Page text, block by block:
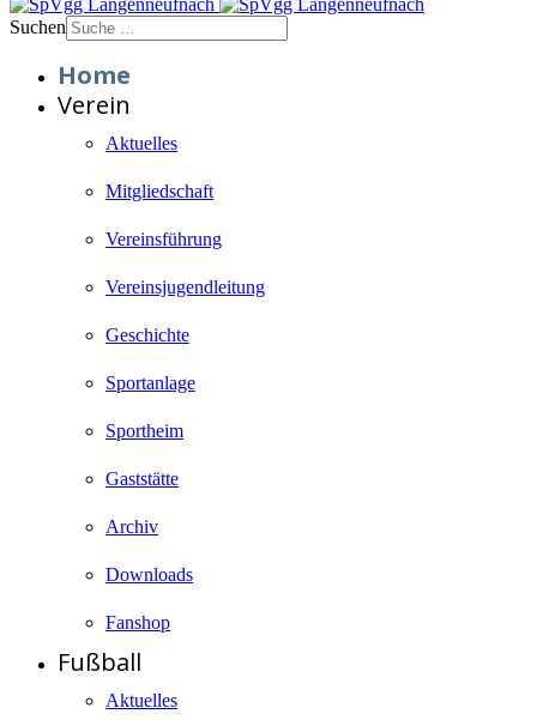
Suchen
Home
Verein
Aktuelles
Mitgliedschaft
Vereinsführung
Vereinsjugendleitung
Geschichte
Sportanlage
Sportheim
Gaststätte
Archiv
Downloads
Fanshop
Fußball
Aktuelles